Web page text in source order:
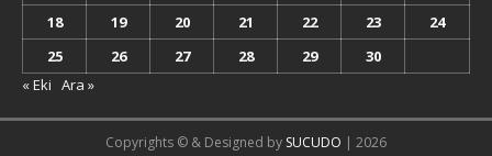
18
19 20 21 22 23
24
25
26 27 28 29
30
« Eki Ara »
Copyrights © & Designed by SUCUDO | 2026